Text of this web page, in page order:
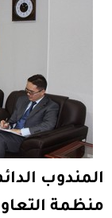
المندوب
منظمة